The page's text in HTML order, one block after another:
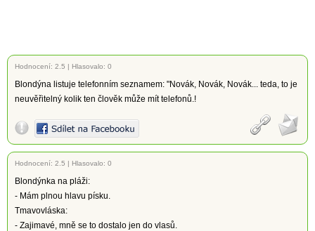
Hodnocení: 2.5 | Hlasovalo: 0
Blondýna listuje telefonním seznamem: "Novák, Novák, Novák... teda, to je
neuvěřitelný kolik ten člověk může mít telefonů.!
Hodnocení: 2.5 | Hlasovalo: 0
Blondýnka na pláži:
- Mám plnou hlavu písku.
Tmavovláska:
- Zajimavé, mně se to dostalo jen do vlasů.